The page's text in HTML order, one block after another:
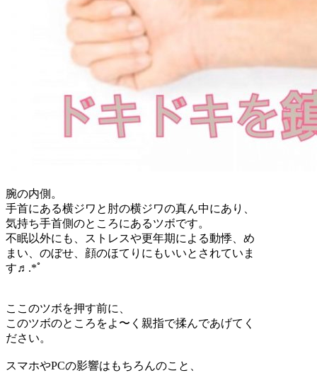
腕の内側。
手首にある横ジワと肘の横ジワの真ん中にあり、
気持ち手首側のところにあるツボです。
不眠以外にも、ストレスや更年期による動悸、め
まい、のぼせ、顔のほてりにもいいとされていま
す♬.*ﾟ
ここのツボを押す前に、
このツボのところをよ〜く親指で揉んであげてく
ださい。
スマホやPCの影響はもちろんのこと、